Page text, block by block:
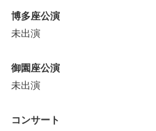
博多座公演
未出演
御園座公演
未出演
コンサート